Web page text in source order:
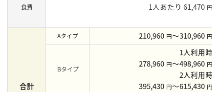
食費 1人あたり 61,470 円
合計
Aタイプ 210,960 円〜310,960 円
Bタイプ
1人利用時
278,960 円〜498,960 円
2人利用時
395,430 円〜615,430 円